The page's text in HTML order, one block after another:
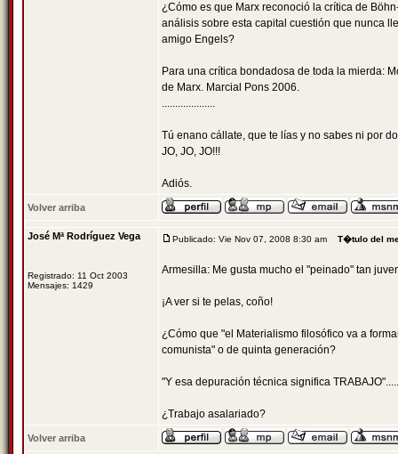
¿Cómo es que Marx reconoció la crítica de
análisis sobre esta capital cuestión que nunca
amigo Engels?
Para una crítica bondadosa de toda la mierda:
de Marx. Marcial Pons 2006.
....................
Tú enano cállate, que te lías y no sabes ni por
JO, JO, JO!!!
Adiós.
Volver arriba
José Mª Rodríguez Vega
Registrado: 11 Oct 2003
Mensajes: 1429
Publicado: Vie Nov 07, 2008 8:30 am T�tulo del
Armesilla: Me gusta mucho el "peinado" tan
¡A ver si te pelas, coño!
¿Cómo que "el Materialismo filosófico va a
comunista" o de quinta generación?
"Y esa depuración técnica significa
¿Trabajo asalariado?
Volver arriba